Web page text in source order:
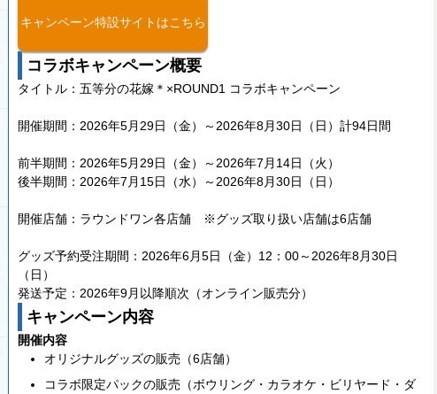
キャンペーン特設サイトはこちら
コラボキャンペーン概要
タイトル：五等分の花嫁＊×ROUND1 コラボキャンペーン
開催期間：2026年5月29日（金）～2026年8月30日（日）計94日間
前半期間：2026年5月29日（金）～2026年7月14日（火）
後半期間：2026年7月15日（水）～2026年8月30日（日）
開催店舗：ラウンドワン各店舗 ※グッズ取り扱い店舗は6店舗
グッズ予約受注期間：2026年6月5日（金）12：00～2026年8月30日
（日）
発送予定：2026年9月以降順次（オンライン販売分）
キャンペーン内容
開催内容
オリジナルグッズの販売（6店舗）
コラボ限定パックの販売（ボウリング・カラオケ・ビリヤード・ダ